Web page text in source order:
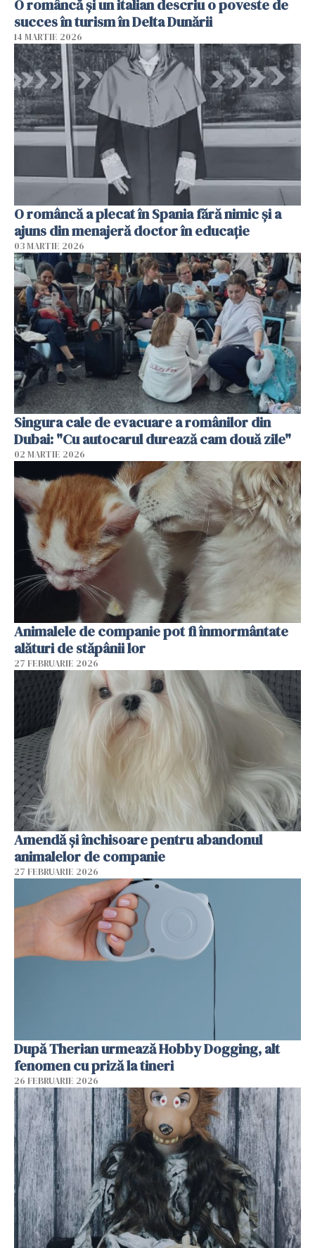
O româncă și un italian descriu o poveste de
succes în turism în Delta Dunării
14 MARTIE 2026
O româncă a plecat în Spania fără nimic și a
ajuns din menajeră doctor în educație
03 MARTIE 2026
Singura cale de evacuare a românilor din
Dubai: "Cu autocarul durează cam două zile"
02 MARTIE 2026
Animalele de companie pot fi înmormântate
alături de stăpânii lor
27 FEBRUARIE 2026
Amendă și închisoare pentru abandonul
animalelor de companie
27 FEBRUARIE 2026
După Therian urmează Hobby Dogging, alt
fenomen cu priză la tineri
26 FEBRUARIE 2026